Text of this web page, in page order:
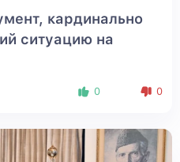
кардинально
ситуацию на
0 0